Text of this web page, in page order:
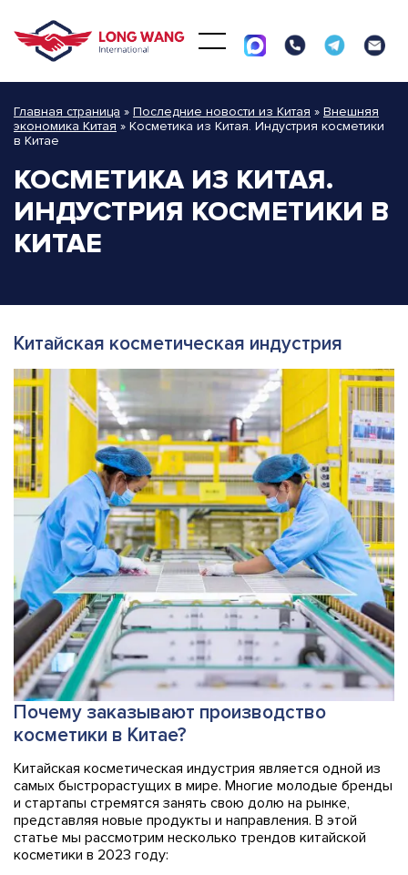
Главная страница » Последние новости из Китая » Внешняя
экономика Китая » Косметика из Китая. Индустрия косметики
в Китае
КОСМЕТИКА ИЗ КИТАЯ.
ИНДУСТРИЯ КОСМЕТИКИ В
КИТАЕ
Китайская косметическая индустрия
Почему заказывают производство
косметики в Китае?
Китайская косметическая индустрия является одной из
самых быстрорастущих в мире. Многие молодые бренды
и стартапы стремятся занять свою долю на рынке,
представляя новые продукты и направления. В этой
статье мы рассмотрим несколько трендов китайской
косметики в 2023 году: